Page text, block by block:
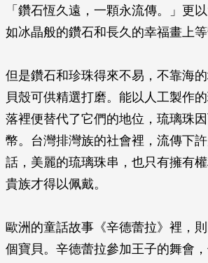
「鑽石恆久遠，一顆永流傳。」更
如冰晶般的鑽石和長久的幸福畫上等
但是鑽石和珍珠得來不易，不靠海
貝殼可供精選打磨。能以人工製作
落裡便替代了它們的地位，琉璃珠
幣。台灣排灣族的社會裡，流傳下
話，美麗的琉璃珠串，也只有擁有
貴族才得以佩戴。
歐洲的童話故事《辛德蕾拉》裡，
個寶貝。辛德蕾拉參加王子的舞會